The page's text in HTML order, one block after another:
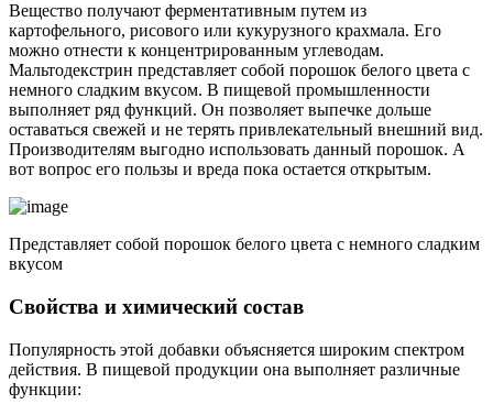
Вещество получают ферментативным путем из
картофельного, рисового или кукурузного крахмала. Его
можно отнести к концентрированным углеводам.
Мальтодекстрин представляет собой порошок белого цвета с
немного сладким вкусом. В пищевой промышленности
выполняет ряд функций. Он позволяет выпечке дольше
оставаться свежей и не терять привлекательный внешний вид.
Производителям выгодно использовать данный порошок. А
вот вопрос его пользы и вреда пока остается открытым.
Представляет собой порошок белого цвета с немного сладким
вкусом
Свойства и химический состав
Популярность этой добавки объясняется широким спектром
действия. В пищевой продукции она выполняет различные
функции: